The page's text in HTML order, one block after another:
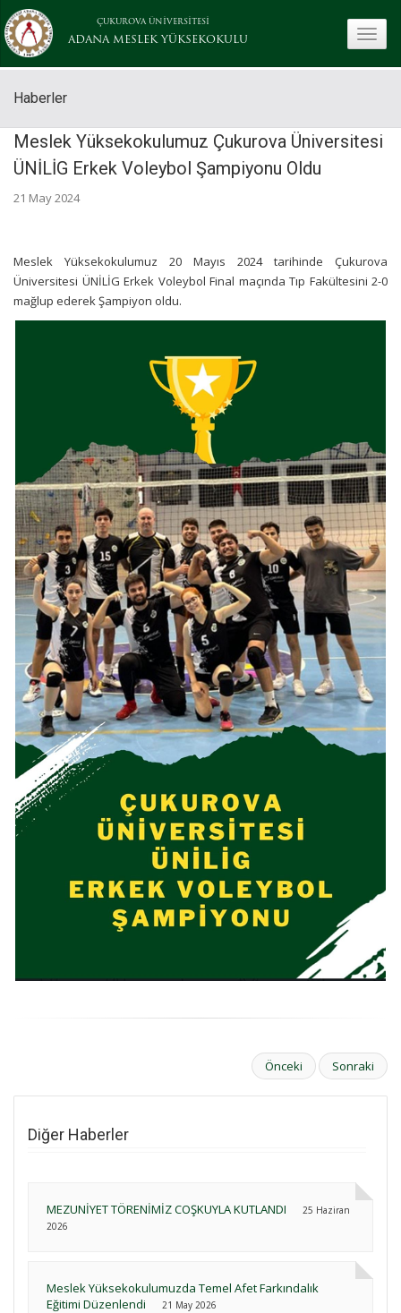
ÇUKUROVA ÜNİVERSİTESİ
ADANA MESLEK YÜKSEKOKULU
Haberler
Meslek Yüksekokulumuz Çukurova Üniversitesi
ÜNİLİG Erkek Voleybol Şampiyonu Oldu
21 May 2024
Meslek Yüksekokulumuz 20 Mayıs 2024 tarihinde Çukurova
Üniversitesi ÜNİLİG Erkek Voleybol Final maçında Tıp Fakültesini 2-0
mağlup ederek Şampiyon oldu.
Önceki Sonraki
Diğer Haberler
MEZUNİYET TÖRENİMİZ COŞKUYLA KUTLANDI
25 Haziran
2026
Meslek Yüksekokulumuzda Temel Afet Farkındalık
Eğitimi Düzenlendi
21 May 2026